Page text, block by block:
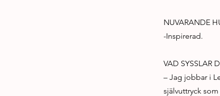
NUVARANDE
-Inspirerad.
VAD SYSSLAR
– Jag jobbar i
självuttryck